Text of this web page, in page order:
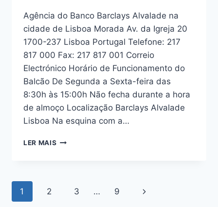
Agência do Banco Barclays Alvalade na
cidade de Lisboa Morada Av. da Igreja 20
1700-237 Lisboa Portugal Telefone: 217
817 000 Fax: 217 817 001 Correio
Electrónico Horário de Funcionamento do
Balcão De Segunda a Sexta-feira das
8:30h às 15:00h Não fecha durante a hora
de almoço Localização Barclays Alvalade
Lisboa Na esquina com a…
LER MAIS BARCLAYS
Navegação
1 2 3 … 9
Next